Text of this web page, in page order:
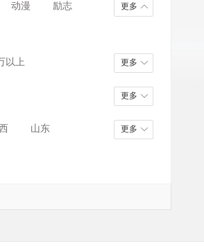
动漫 励志 更多
以上 更多
更多
山东 更多